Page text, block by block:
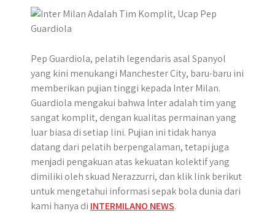
r
Pep Guardiola, pelatih legendaris asal Spanyol
yang kini menukangi Manchester City, baru-baru ini
memberikan pujian tinggi kepada Inter Milan.
Guardiola mengakui bahwa Inter adalah tim yang
sangat komplit, dengan kualitas permainan yang
luar biasa di setiap lini. Pujian ini tidak hanya
datang dari pelatih berpengalaman, tetapi juga
menjadi pengakuan atas kekuatan kolektif yang
dimiliki oleh skuad Nerazzurri, dan klik link berikut
untuk mengetahui informasi sepak bola dunia dari
kami hanya di INTERMILANO NEWS.